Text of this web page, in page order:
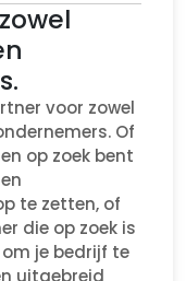
voor zowel
Of
op zoek bent
te zetten, of
die op zoek is
je bedrijf te
uitgebreid